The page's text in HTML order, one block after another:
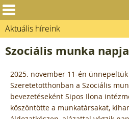
Aktuális híreink
Szociális munka
2025. november 11-én
Szeretetotthonban a Szociális
bevezetéseként Sipos Ilona
köszöntötte a munkatársakat,